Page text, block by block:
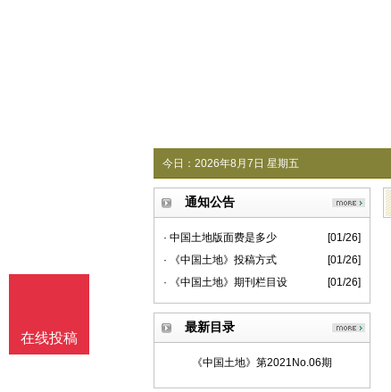
今日： 2026年8月7日 星期五
通知公告
· 中国土地版面费是多少
[01/26]
· 《中国土地》投稿方式
[01/26]
· 《中国土地》期刊栏目设
[01/26]
最新目录
《中国土地》第2021No.06期
在线投稿